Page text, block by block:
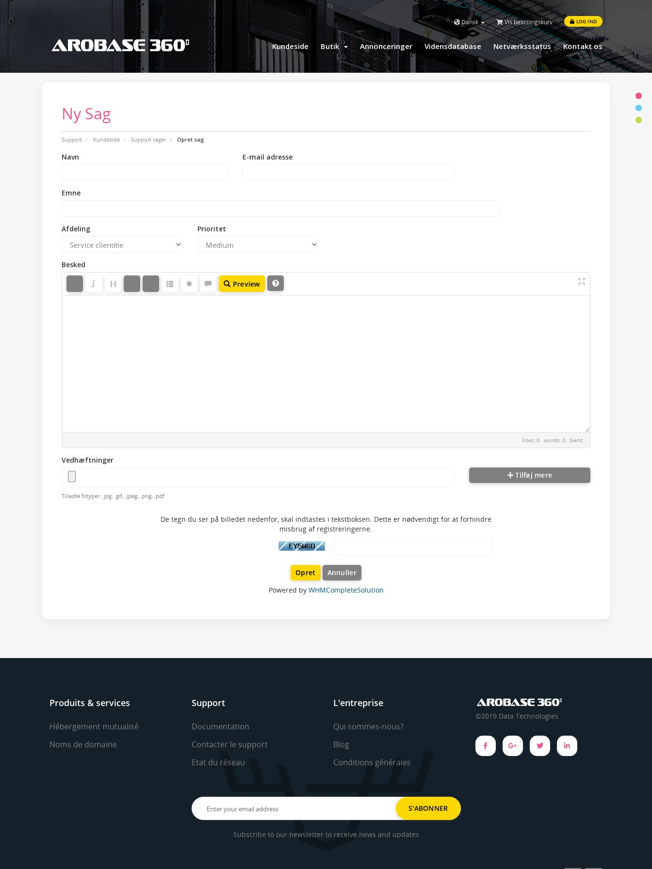
Dansk Vis bestillingskurv LOG IND
Kundeside Butik Annonceringer Vidensdatabase Netværksstatus Kontakt os
Ny Sag
Support Kundeside Support sager Opret sag
Navn E-mail adresse
Emne
Afdeling Prioritet
Besked
Preview
lines: 0 words: 0 Gemt
Vedhæftninger
Tilføj mere
Tilladte filtyper: .jpg, .gif, .jpeg, .png, .pdf
De tegn du ser på billedet nedenfor, skal indtastes i tekstboksen. Dette er nødvendigt for at forhindre
misbrug af registreringerne.
Annuller
Powered by WHMCompleteSolution
Produits & services
Hébergement mutualisé
Noms de domaine
Support
Documentation
Contacter le support
Etat du réseau
L'entreprise
Qui sommes-nous?
Blog
Conditions générales
©2019 Data Technologies
Subscribe to our newsletter to receive news and updates